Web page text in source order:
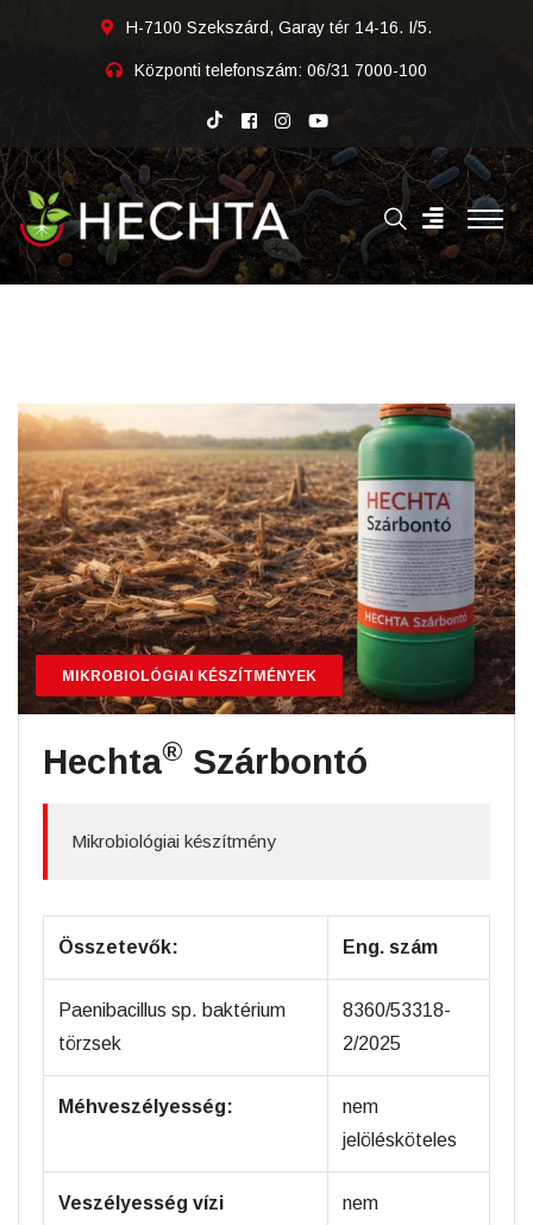
H-7100 Szekszárd, Garay tér 14-16. I/5.
Központi telefonszám: 06/31 7000-100
MIKROBIOLÓGIAI KÉSZÍTMÉNYEK
Hechta® Szárbontó
Mikrobiológiai készítmény
Összetevők: Eng. szám
Paenibacillus sp. baktérium
törzsek
8360/53318-
2/2025
Méhveszélyesség:
nem
jelölésköteles
Veszélyesség vízi
nem